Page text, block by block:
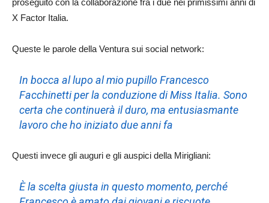
X Factor Italia.
Queste le parole della Ventura sui social network:
In bocca al lupo al mio pupillo Francesco
Facchinetti per la conduzione di Miss Italia. Sono
certa che continuerà il duro, ma entusiasmante
lavoro che ho iniziato due anni fa
Questi invece gli auguri e gli auspici della Mirigliani:
È la scelta giusta in questo momento, perché